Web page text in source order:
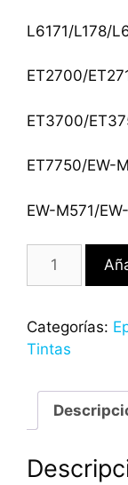
L6171/L178/
ET2700/
ET3700/
ET7750/EW-
EW-M571/
Categorías:
Tintas